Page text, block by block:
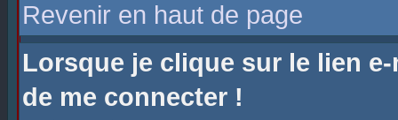
Revenir en haut de page
Lorsque je clique sur le lien
de me connecter !